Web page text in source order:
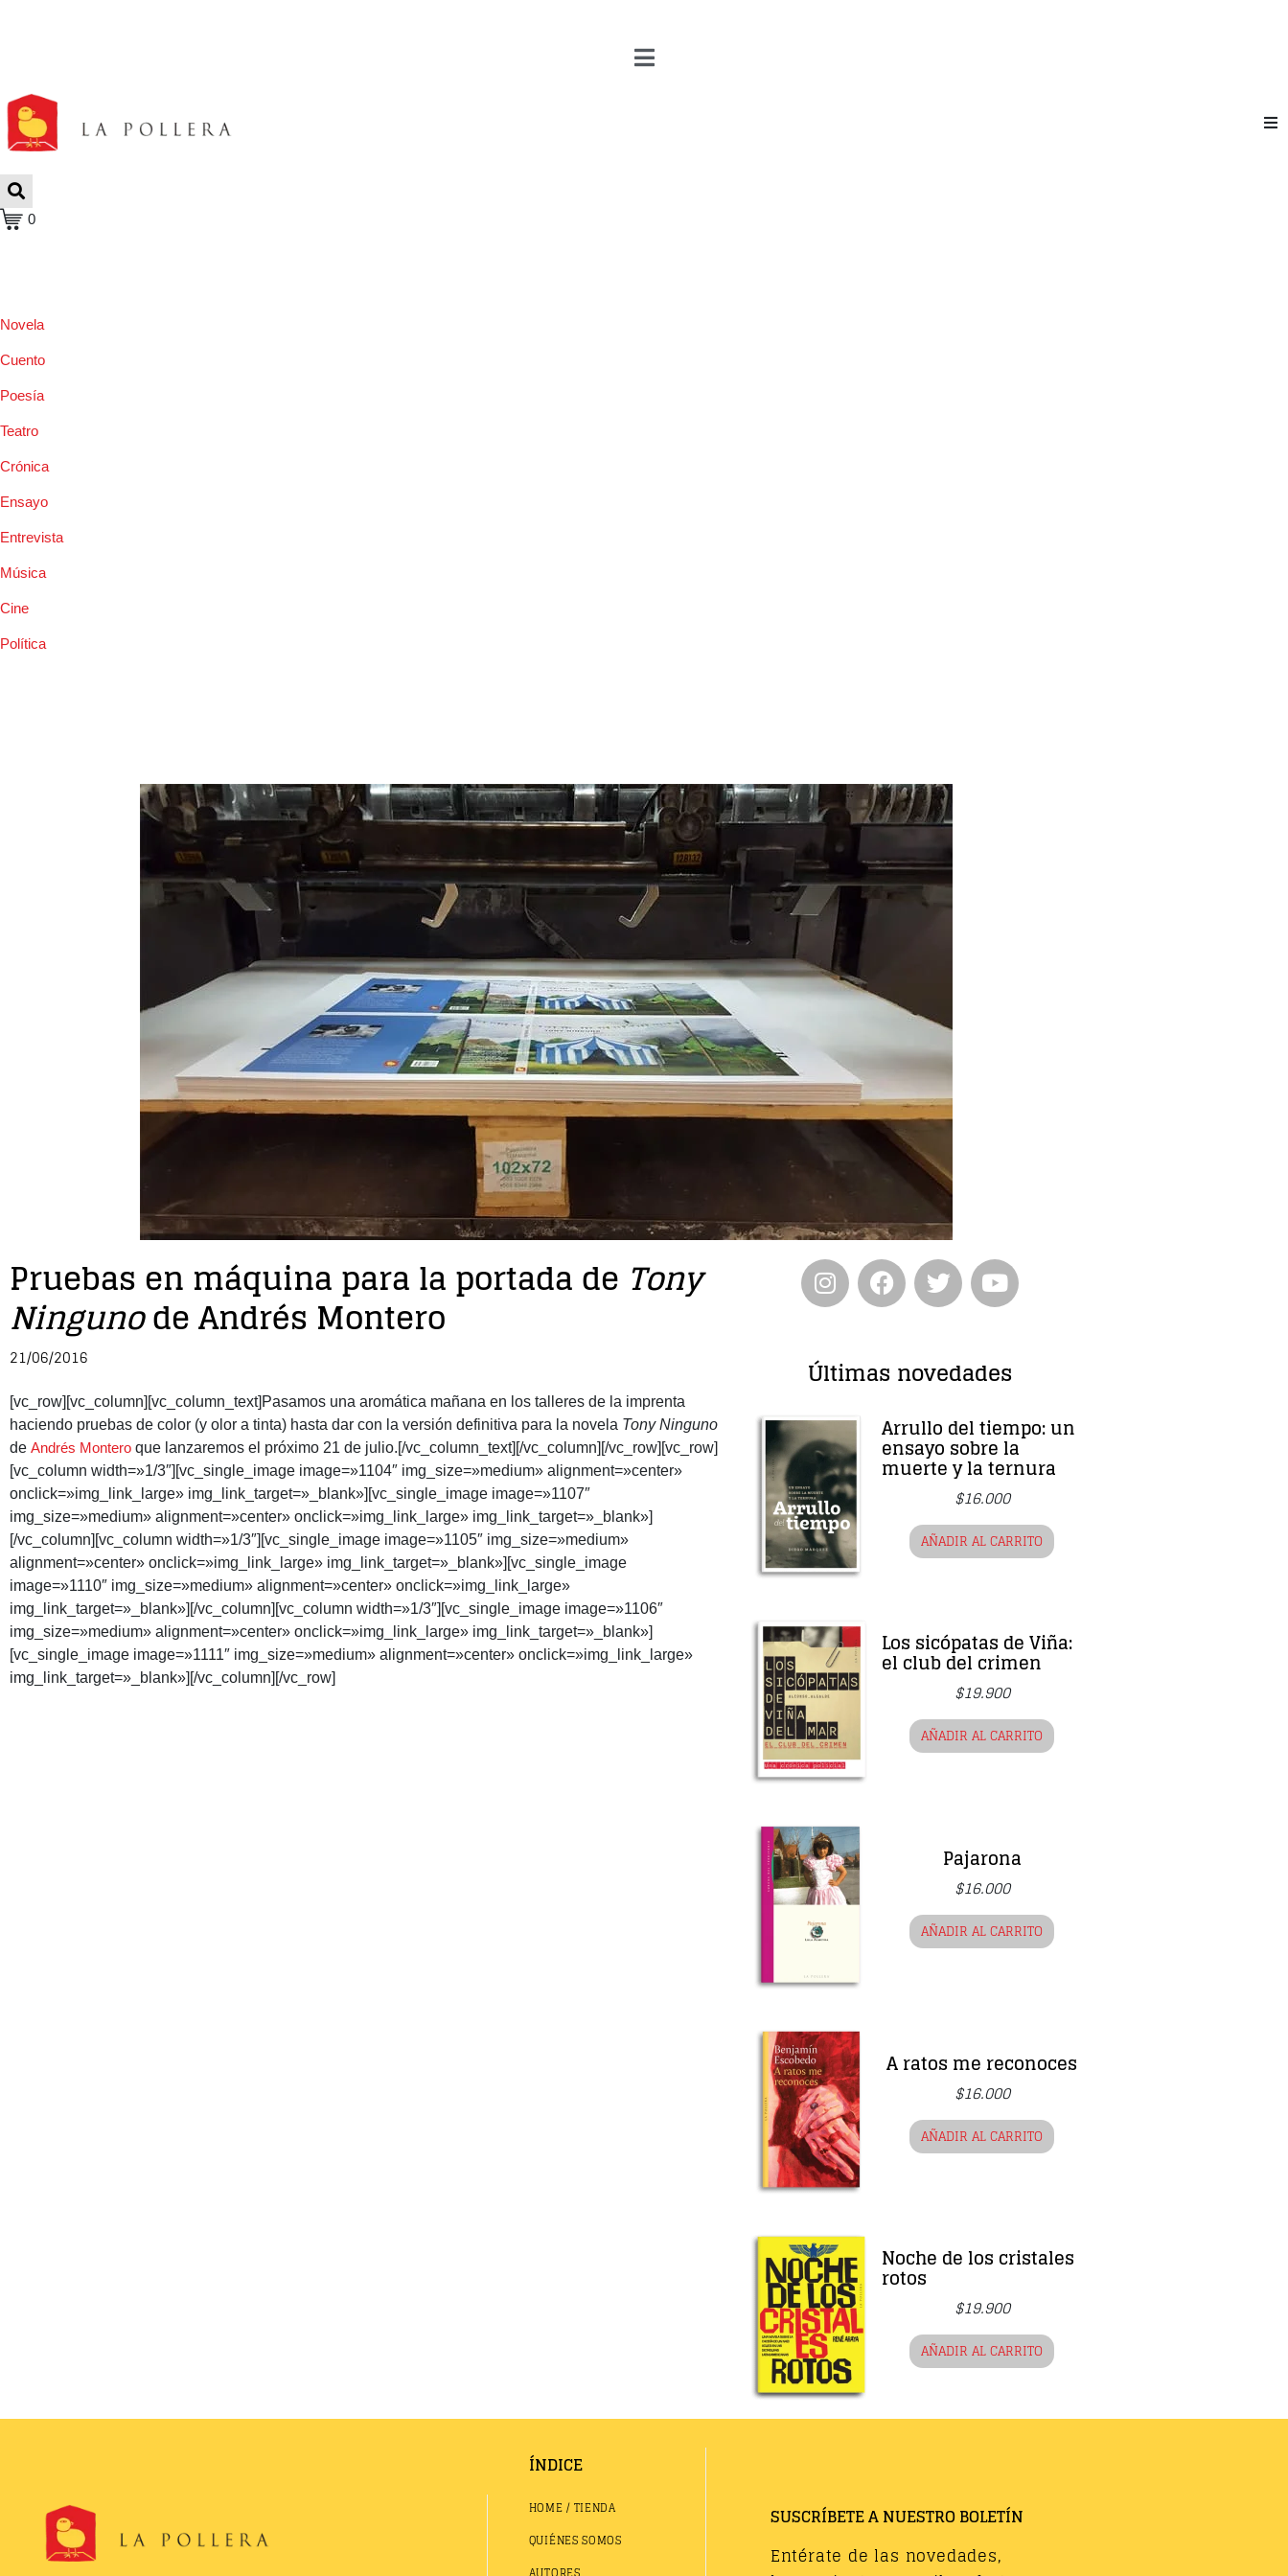
0
Novela
Cuento
Poesía
Teatro
Crónica
Ensayo
Entrevista
Música
Cine
Política
Pruebas en máquina para la portada de Tony
Ningunode Andrés Montero
21/06/2016
[vc_row][vc_column][vc_column_text]Pasamos una aromática mañana en los talleres de la imprenta
haciendo pruebas de color (y olor a tinta) hasta dar con la versión definitiva para la novela Tony Ninguno
de Andrés Montero que lanzaremos el próximo 21 de julio.[/vc_column_text][/vc_column][/vc_row][vc_row]
[vc_column width=»1/3″][vc_single_image image=»1104″ img_size=»medium» alignment=»center»
onclick=»img_link_large» img_link_target=»_blank»][vc_single_image image=»1107″
img_size=»medium» alignment=»center» onclick=»img_link_large» img_link_target=»_blank»]
[/vc_column][vc_column width=»1/3″][vc_single_image image=»1105″ img_size=»medium»
alignment=»center» onclick=»img_link_large» img_link_target=»_blank»][vc_single_image
image=»1110″ img_size=»medium» alignment=»center» onclick=»img_link_large»
img_link_target=»_blank»][/vc_column][vc_column width=»1/3″][vc_single_image image=»1106″
img_size=»medium» alignment=»center» onclick=»img_link_large» img_link_target=»_blank»]
[vc_single_image image=»1111″ img_size=»medium» alignment=»center» onclick=»img_link_large»
img_link_target=»_blank»][/vc_column][/vc_row]
Últimas novedades
Arrullo del tiempo: un
ensayo sobre la
muerte y la ternura
$16.000
AÑADIR AL CARRITO
Los sicópatas de Viña:
el club del crimen
$19.900
AÑADIR AL CARRITO
Pajarona
$16.000
AÑADIR AL CARRITO
A ratos me reconoces
$16.000
AÑADIR AL CARRITO
Noche de los cristales
rotos
$19.900
AÑADIR AL CARRITO
ÍNDICE
HOME / TIENDA
QUIÉNES SOMOS
SUSCRÍBETE A NUESTRO BOLETÍN
Entérate de las novedades,